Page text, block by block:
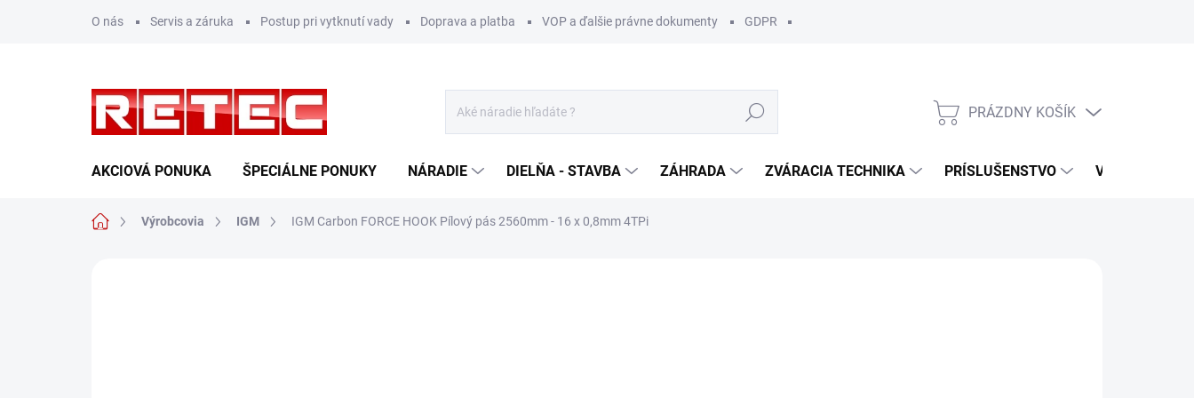
O nás Servis a záruka Postup pri vytknutí vady Doprava a platba VOP a ďalšie právne dokumenty GDPR
Hľadať
NÁKUPNÝ
PRÁZDNY KOŠÍK
AKCIOVÁ PONUKA ŠPECIÁLNE PONUKY NÁRADIE DIELŇA - STAVBA ZÁHRADA ZVÁRACIA TECHNIKA PRÍSLUŠENSTVO VÝROBCOVIA
DomovVýrobcovia IGM IGM Carbon FORCE HOOK Pílový pás 2560mm - 16 x 0,8mm 4TPi